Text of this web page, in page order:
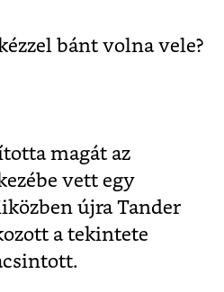
bánt volna vele?
magát az
vett egy
újra Tander
a tekintete